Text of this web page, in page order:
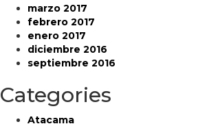
marzo 2017
febrero 2017
enero 2017
diciembre 2016
septiembre 2016
Categories
Atacama